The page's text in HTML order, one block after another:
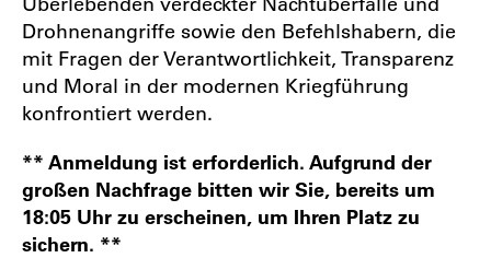
Drohnenangriffe sowie den Befehlshabern, die
mit Fragen der Verantwortlichkeit, Transparenz
und Moral in der modernen Kriegführung
konfrontiert werden.
** Anmeldung ist erforderlich. Aufgrund der
großen Nachfrage bitten wir Sie, bereits um
18:05 Uhr zu erscheinen, um Ihren Platz zu
sichern. **